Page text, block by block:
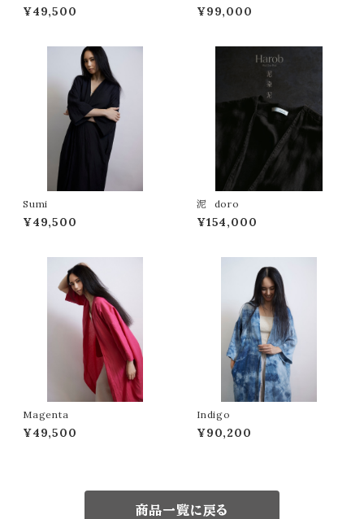
¥49,500 ¥99,000
Sumi
¥49,500
泥 doro
¥154,000
Magenta
¥49,500
Indigo
¥90,200
商品一覧に戻る